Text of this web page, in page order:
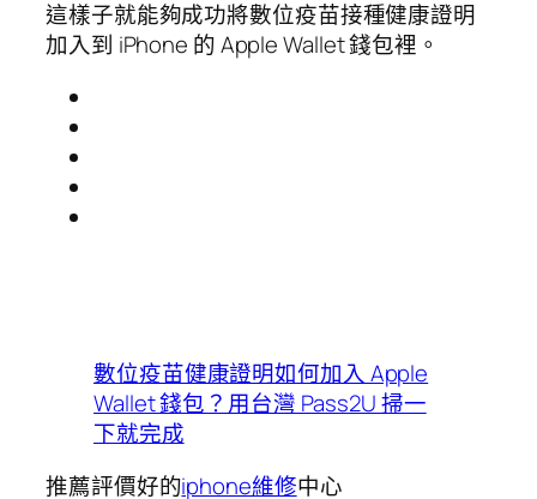
這樣子就能夠成功將數位疫苗接種健康證明
加入到 iPhone 的 Apple Wallet 錢包裡。
數位疫苗健康證明如何加入 Apple
Wallet 錢包？用台灣 Pass2U 掃一
下就完成
推薦評價好的iphone維修中心